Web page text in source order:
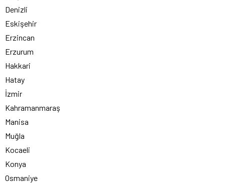
Denizli
Eskişehir
Erzincan
Erzurum
Hakkari
Hatay
İzmir
Kahramanmaraş
Manisa
Muğla
Kocaeli
Konya
Osmaniye